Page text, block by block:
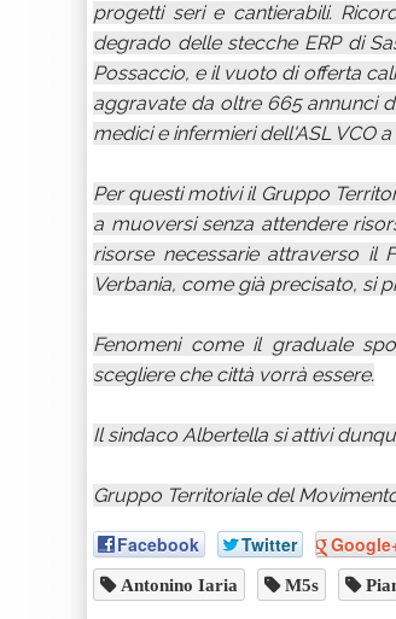
progetti seri e cantierabili.
degrado delle stecche ERP di
Possaccio, e il vuoto di offerta
aggravate da oltre 665 annunci
medici e infermieri dell'ASL VCO
Per questi motivi il Gruppo
a muoversi senza attendere
risorse necessarie attraverso il
Verbania, come già precisato, si
Fenomeni come il graduale
scegliere che città vorrà essere.
Il sindaco Albertella si attivi
Gruppo Territoriale del
Facebook Twitter
Antonino Iaria M5s